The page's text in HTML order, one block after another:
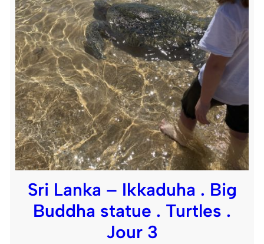
Sri Lanka – Ikkaduha . Big
Buddha statue . Turtles .
Jour 3